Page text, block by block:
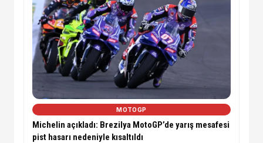
MOTOGP
Michelin açıkladı: Brezilya MotoGP’de yarış mesafesi
pist hasarı nedeniyle kısaltıldı